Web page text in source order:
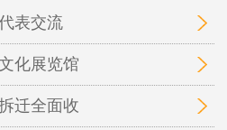
运城市中心城区棚户区改
造、城中村改造等保障性安
居工程及市政基础设施、地
下管廊开发建设和投融资业
务。
表交流
化展览馆
迁全面收